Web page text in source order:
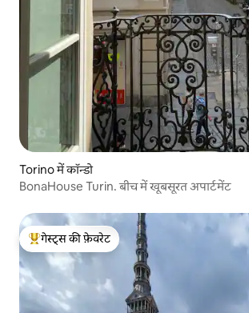
Torino में कॉन्डो
BonaHouse Turin. बीच में खूबसूरत अपार्टमेंट
गेस्ट्स का टॉप फ़ेवरेट
गेस्ट्स की फ़ेवरेट